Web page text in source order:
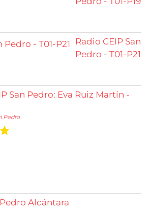
Radio CEIP San
Pedro - T01-P21
San Pedro: Eva Ruiz Martín -
Pedro
Alcántara